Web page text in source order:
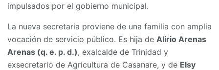
impulsados por el gobierno municipal.
La nueva secretaria proviene de una familia con amplia
vocación de servicio público. Es hija de Alirio Arenas
Arenas (q. e. p. d.), exalcalde de Trinidad y
exsecretario de Agricultura de Casanare, y de Elsy